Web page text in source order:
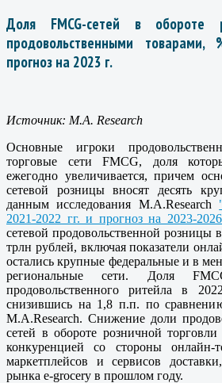
Доля FMCG-сетей в обороте
продовольственными
прогноз на 2023 г.
Источник: M.A. Research
Основные игроки
торговые сети FMCG, доля
ежегодно увеличивается, причем
сетевой розницы вносят десять
данным исследования M.A.Research
2021-2022 гг. и прогноз на 2023-
сетевой продовольственной розницы
трлн рублей, включая показатели
остались крупные федеральные и в
региональные сети. Доля
продовольственного ритейла в
снизившись на 1,8 п.п. по
M.A.Research. Снижение доли
сетей в обороте розничной торговли
конкуренцией со стороны онлайн-
маркетплейсов и сервисов
рынка e-grocery в прошлом году.